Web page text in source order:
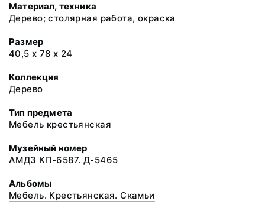
Материал, техника
Дерево; столярная работа, окраска
Размер
40,5 х 78 х 24
Коллекция
Дерево
Тип предмета
Мебель крестьянская
Музейный номер
АМДЗ КП-6587. Д-5465
Альбомы
Мебель. Крестьянская. Скамьи